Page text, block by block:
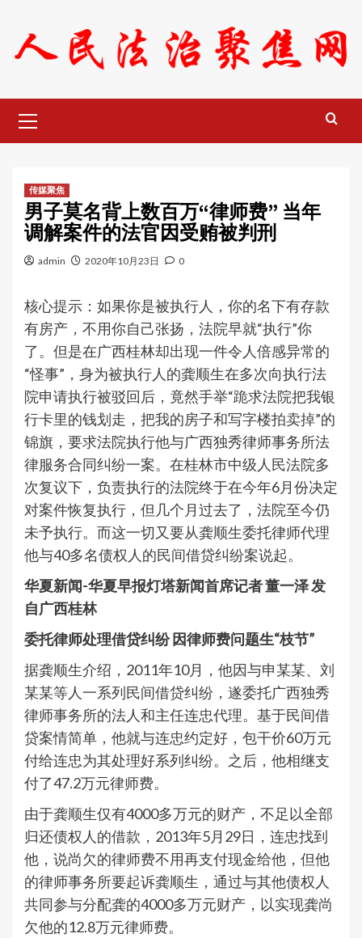
content
Menu
传媒聚焦
男子莫名背上数百万“律师费” 当年
调解案件的法官因受贿被判刑
admin 2020年10月23日 0
核心提示：如果你是被执行人，你的名下有存款
有房产，不用你自己张扬，法院早就“执行”你
了。但是在广西桂林却出现一件令人倍感异常的
“怪事”，身为被执行人的龚顺生在多次向执行法
院申请执行被驳回后，竟然手举“跪求法院把我银
行卡里的钱划走，把我的房子和写字楼拍卖掉”的
锦旗，要求法院执行他与广西独秀律师事务所法
律服务合同纠纷一案。在桂林市中级人民法院多
次复议下，负责执行的法院终于在今年6月份决定
对案件恢复执行，但几个月过去了，法院至今仍
未予执行。而这一切又要从龚顺生委托律师代理
他与40多名债权人的民间借贷纠纷案说起。
华夏新闻-华夏早报灯塔新闻首席记者 董一泽 发
自广西桂林
委托律师处理借贷纠纷 因律师费问题生“枝节”
据龚顺生介绍，2011年10月，他因与申某某、刘
某某等人一系列民间借贷纠纷，遂委托广西独秀
律师事务所的法人和主任连忠代理。基于民间借
贷案情简单，他就与连忠约定好，包干价60万元
付给连忠为其处理好系列纠纷。之后，他相继支
付了47.2万元律师费。
由于龚顺生仅有4000多万元的财产，不足以全部
归还债权人的借款，2013年5月29日，连忠找到
他，说尚欠的律师费不用再支付现金给他，但他
的律师事务所要起诉龚顺生，通过与其他债权人
共同参与分配龚的4000多万元财产，以实现龚尚
欠他的12.8万元律师费。